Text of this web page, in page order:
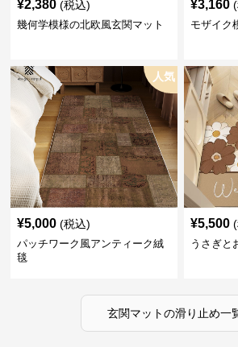
¥2,380 (税込)
幾何学模様の北欧風玄関マット
¥3,160
モザイク
人気
¥5,000 (税込)
パッチワーク風アンティーク絨
毯
¥5,500
うさぎと
玄関マットの滑り止め一